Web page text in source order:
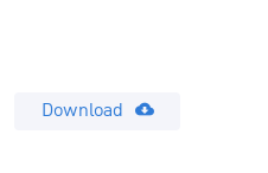
Download